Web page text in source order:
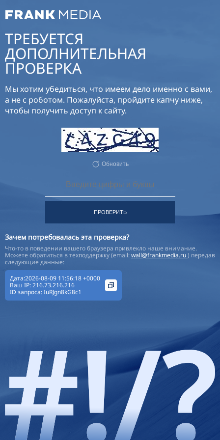
ТРЕБУЕТСЯ
ДОПОЛНИТЕЛЬНАЯ
ПРОВЕРКА
Мы хотим убедиться, что имеем дело именно с вами,
а не с роботом. Пожалуйста, пройдите капчу ниже,
чтобы получить доступ к сайту.
Обновить
ПРОВЕРИТЬ
Зачем потребовалась эта проверка?
Что-то в поведении вашего браузера привлекло наше внимание.
Можете обратиться в техподдержку (email:wall@frankmedia.ru) передав
следующие данные:
Дата:2026-08-09 11:56:18 +0000
Ваш IP:216.73.216.216
ID запроса:IuRJgn8kG8c1